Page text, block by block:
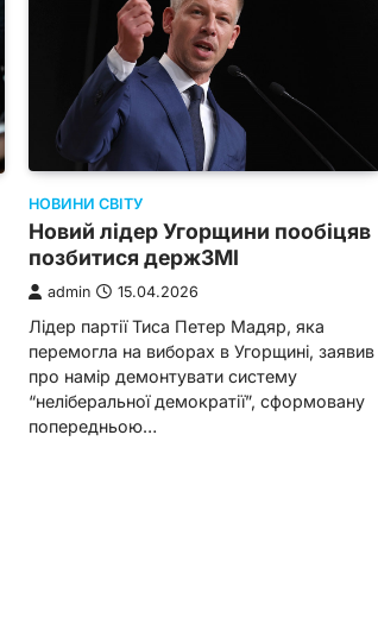
НОВИНИ СВІТУ
Новий лідер Угорщини пообіцяв
позбитися держЗМІ
admin 15.04.2026
Лідер партії Тиса Петер Мадяр, яка
перемогла на виборах в Угорщині, заявив
про намір демонтувати систему
“неліберальної демократії”, сформовану
попередньою…